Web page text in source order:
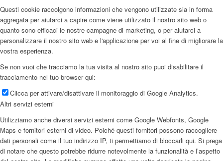
Questi cookie raccolgono informazioni che vengono utilizzate sia in forma
aggregata per aiutarci a capire come viene utilizzato il nostro sito web o
quanto sono efficaci le nostre campagne di marketing, o per aiutarci a
personalizzare il nostro sito web e l'applicazione per voi al fine di migliorare la
vostra esperienza.
Se non vuoi che tracciamo la tua visita al nostro sito puoi disabilitare il
tracciamento nel tuo browser qui:
Clicca per attivare/disattivare il monitoraggio di Google Analytics.
Altri servizi esterni
Utilizziamo anche diversi servizi esterni come Google Webfonts, Google
Maps e fornitori esterni di video. Poiché questi fornitori possono raccogliere
dati personali come il tuo indirizzo IP, ti permettiamo di bloccarli qui. Si prega
di notare che questo potrebbe ridurre notevolmente la funzionalità e l’aspetto